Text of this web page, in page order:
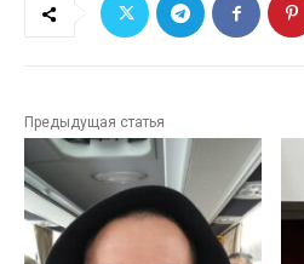
Предыдущая статья